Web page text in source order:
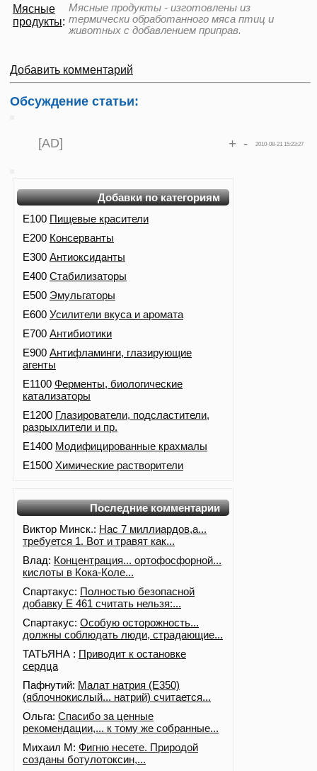
Мясные
продукты:
Мясные продукты - изготовлены из
термически обработанного мяса птиц и
животных с добавлением приправ.
Добавить комментарий
Обсуждение статьи:
[AD] 2010-08-21 15:23:27
+ -
Добавки по категориям
E100 Пищевые красители
E200 Консерванты
E300 Антиоксиданты
E400 Стабилизаторы
E500 Эмульгаторы
E600 Усилители вкуса и аромата
E700 Антибиотики
E900 Антифламинги, глазирующие
агенты
E1100 Ферменты, биологические
катализаторы
E1200 Глазирователи, подсластители,
разрыхлители и пр.
E1400 Модифицированные крахмалы
E1500 Химические растворители
Последние комментарии
Виктор Минск.: Нас 7 миллиардов,а...
требуется 1. Вот и травят как...
Влад: Концентрация... ортофосфорной...
кислоты в Кока-Коле...
Спартакус: Полностью безопасной
добавку Е 461 считать нельзя:...
Спартакус: Особую осторожность...
должны соблюдать люди, страдающие...
ТАТЬЯНА : Приводит к остановке
сердца
Пафнутий: Малат натрия (E350)
(яблочнокислый... натрий) считается...
Ольга: Спасибо за ценные
рекомендации,... к тому же собранные...
Михаил М: Фигню несете. Природой
созданы ботулотоксин,...